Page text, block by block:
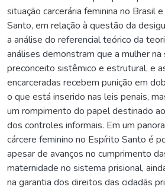
situação carcerária feminina no Brasil
Santo, em relação à questão da
a análise do referencial teórico da
análises demonstram que a mulher
preconceito sistêmico e estrutural, e
encarceradas recebem punição em
o que está inserido nas leis penais,
um rompimento do papel destinado
dos controles informais. Em um
cárcere feminino no Espírito Santo é
apesar de avanços no cumprimento
maternidade no sistema prisional,
na garantia dos direitos das cidadãs